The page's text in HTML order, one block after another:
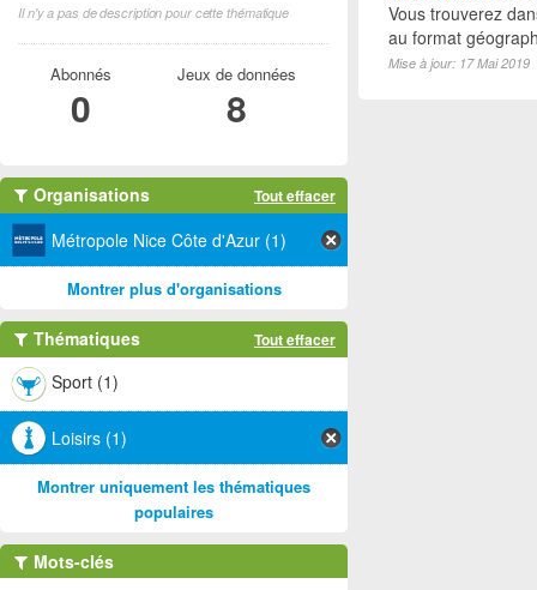
Vous trouverez
au format
Mise à jour: 17 Mai 2019
Il n'y a pas de description pour cette thématique
Abonnés
0
Jeux de données
8
Organisations Tout effacer
Métropole Nice Côte d'Azur (1)
Montrer plus d'organisations
Thématiques Tout effacer
Sport (1)
Loisirs (1)
Montrer uniquement les thématiques
populaires
Mots-clés